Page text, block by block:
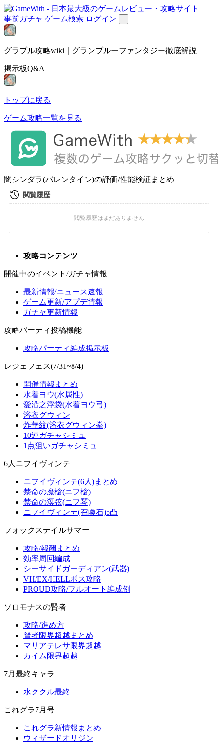
事前ガチャ ゲーム検索 ログイン
グラブル攻略wiki｜グランブルーファンタジー徹底解説
掲示板Q&A
トップに戻る
ゲーム攻略一覧を見る
闇シンダラ(バレンタイン)の評価/性能検証まとめ
攻略コンテンツ
開催中のイベント/ガチャ情報
最新情報/ニュース速報
ゲーム更新/アプデ情報
ガチャ更新情報
攻略パーティ投稿機能
攻略パーティ編成掲示板
レジェフェス(7/31~8/4)
開催情報まとめ
水着ヨウ(水属性)
愛沿之浮袋(水着ヨウ弓)
浴衣グウィン
炸華紋(浴衣グウィン拳)
10連ガチャシミュ
1点狙いガチャシミュ
6人ニフイヴィンテ
ニフイヴィンテ(6人)まとめ
禁命の魔槍(ニフ槍)
禁命の溟弦(ニフ琴)
ニフイヴィンテ(召喚石)5凸
フォックステイルサマー
攻略/報酬まとめ
効率周回編成
シーサイドガーディアン(武器)
VH/EX/HELLボス攻略
PROUD攻略/フルオート編成例
ソロモナスの賢者
攻略/進め方
賢者限界超越まとめ
マリアテレサ限界超越
カイム限界超越
7月最終キャラ
水ククル最終
これグラ7月号
これグラ新情報まとめ
ウィザードオリジン